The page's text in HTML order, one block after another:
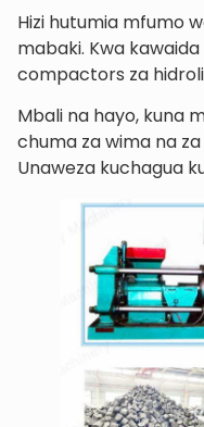
Hizi hutumia mfumo
mabaki. Kwa
compactors za
Mbali na hayo, kuna
chuma za wima na
Unaweza kuchagua